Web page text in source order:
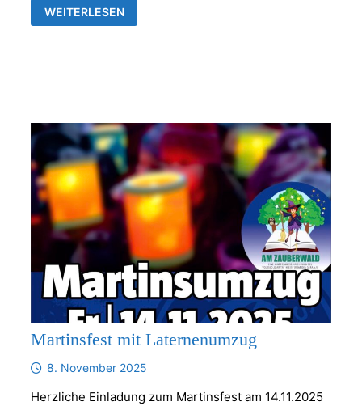
MUSIKALISCHER
ADVENTNACHMITTAG
WEITERLESEN
Martinsfest mit Laternenumzug
8. November 2025
Herzliche Einladung zum Martinsfest am 14.11.2025